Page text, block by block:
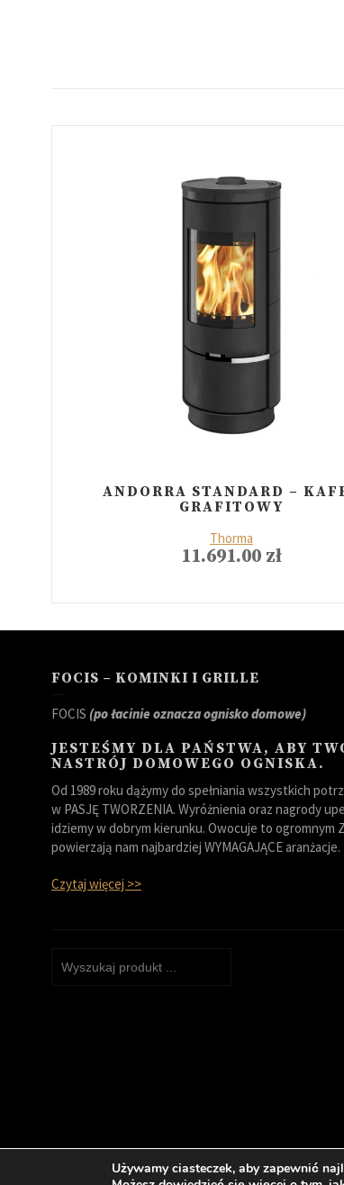
ANDORRA STANDARD –
GRAFITOWY
Thorma
11.691.00 zł
FOCIS – KOMINKI I GRILLE
FOCIS (po łacinie oznacza ognisko domowe)
JESTEŚMY DLA PAŃSTWA, ABY
NASTRÓJ DOMOWEGO OGNISKA.
Od 1989 roku dążymy do spełniania wszystkich
w PASJĘ TWORZENIA. Wyróżnienia oraz nagrody
idziemy w dobrym kierunku. Owocuje to ogromnym
powierzają nam najbardziej WYMAGAJĄCE aranżacje.
Czytaj więcej >>
Używamy ciasteczek, aby zapewnić